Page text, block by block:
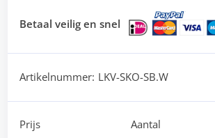
Betaal veilig en snel
Artikelnummer: LKV-SKO-SB.W
Prijs
Aantal